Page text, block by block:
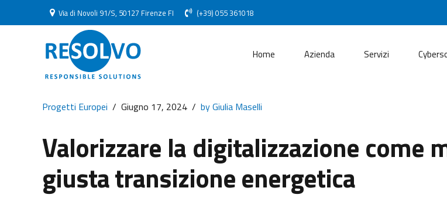
Via di Novoli 91/S, 50127 Firenze FI (+39) 055 361018
Home Azienda Servizi
Progetti Europei Giugno 17, 2024 by Giulia Maselli
Valorizzare la digitalizzazione come
giusta transizione energetica